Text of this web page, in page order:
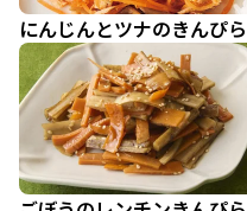
にんじんとツナのきんぴら